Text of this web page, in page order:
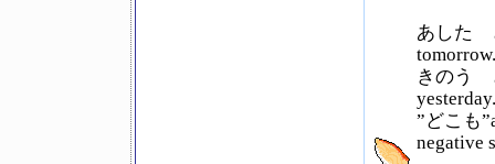
あした
tomorrow.
きのう
yesterday.
”どこも
negative